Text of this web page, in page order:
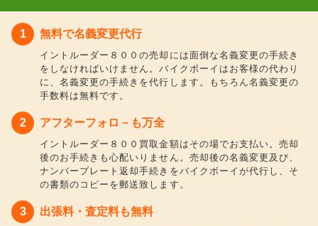
無料で名義変更代行
イントルーダー８００の売却には面倒な名義変更の手続き
をしなければいけません。バイクボーイはお客様の代わり
に、名義変更の手続きを代行します。もちろん名義変更の
手数料は無料です。
アフターフォロ－も万全
イントルーダー８００買取金額はその場でお支払い。売却
後のお手続きも心配いりません。売却後の名義変更及び、
ナンバープレート返却手続きをバイクボーイが代行し、そ
の書類のコピーを郵送致します。
出張料・査定料も無料